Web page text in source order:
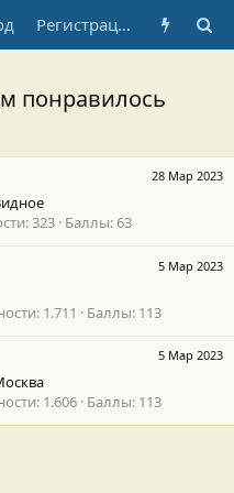
Регистрация
понравилось
28 Мар 2023
323 Баллы 63
5 Мар 2023
1.711 Баллы 113
5 Мар 2023
1.606 Баллы 113